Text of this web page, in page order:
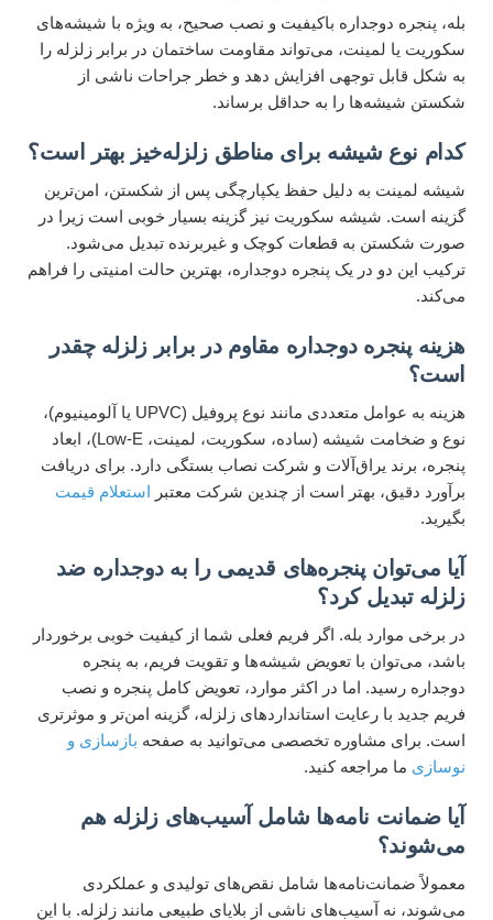
بله، پنجره دوجداره باکیفیت و نصب صحیح، به ویژه با شیشه‌های
سکوریت یا لمینت، می‌تواند مقاومت ساختمان در برابر زلزله را
به شکل قابل توجهی افزایش دهد و خطر جراحات ناشی از
شکستن شیشه‌ها را به حداقل برساند.
کدام نوع شیشه برای مناطق زلزله‌خیز بهتر است؟
شیشه لمینت به دلیل حفظ یکپارچگی پس از شکستن، امن‌ترین
گزینه است. شیشه سکوریت نیز گزینه بسیار خوبی است زیرا در
صورت شکستن به قطعات کوچک و غیربرنده تبدیل می‌شود.
ترکیب این دو در یک پنجره دوجداره، بهترین حالت امنیتی را فراهم
می‌کند.
هزینه پنجره دوجداره مقاوم در برابر زلزله چقدر
است؟
هزینه به عوامل متعددی مانند نوع پروفیل (UPVC یا آلومینیوم)،
نوع و ضخامت شیشه (ساده، سکوریت، لمینت، Low-E)، ابعاد
پنجره، برند یراق‌آلات و شرکت نصاب بستگی دارد. برای دریافت
برآورد دقیق، بهتر است از چندین شرکت معتبر استعلام قیمت
بگیرید.
آیا می‌توان پنجره‌های قدیمی را به دوجداره ضد
زلزله تبدیل کرد؟
در برخی موارد بله. اگر فریم فعلی شما از کیفیت خوبی برخوردار
باشد، می‌توان با تعویض شیشه‌ها و تقویت فریم، به پنجره
دوجداره رسید. اما در اکثر موارد، تعویض کامل پنجره و نصب
فریم جدید با رعایت استانداردهای زلزله‌، گزینه امن‌تر و موثرتری
است. برای مشاوره تخصصی می‌توانید به صفحه بازسازی و
نوسازی ما مراجعه کنید.
آیا ضمانت نامه‌ها شامل آسیب‌های زلزله هم
می‌شوند؟
معمولاً ضمانت‌نامه‌ها شامل نقص‌های تولیدی و عملکردی
می‌شوند، نه آسیب‌های ناشی از بلایای طبیعی مانند زلزله. با این